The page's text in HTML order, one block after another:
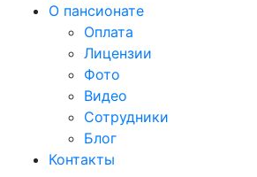
О пансионате
Оплата
Лицензии
Фото
Видео
Сотрудники
Блог
Контакты